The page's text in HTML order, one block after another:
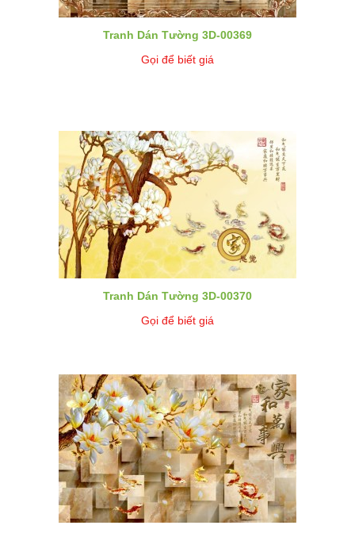
Tranh Dán Tường 3D-00369
Gọi để biết giá
Tranh Dán Tường 3D-00370
Gọi để biết giá